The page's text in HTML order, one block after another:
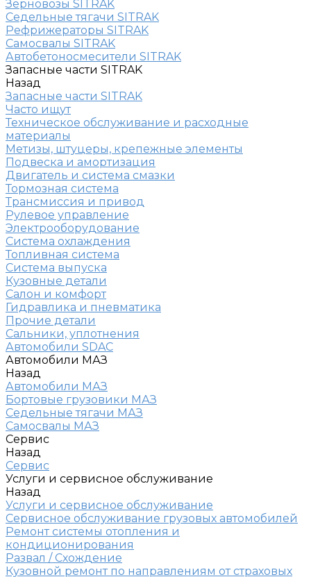
Зерновозы SITRAK
Седельные тягачи SITRAK
Рефрижераторы SITRAK
Самосвалы SITRAK
Автобетоносмесители SITRAK
Запасные части SITRAK
Назад
Запасные части SITRAK
Часто ищут
Техническое обслуживание и расходные
материалы
Метизы, штуцеры, крепежные элементы
Подвеска и амортизация
Двигатель и система смазки
Тормозная система
Трансмиссия и привод
Рулевое управление
Электрооборудование
Система охлаждения
Топливная система
Система выпуска
Кузовные детали
Салон и комфорт
Гидравлика и пневматика
Прочие детали
Сальники, уплотнения
Автомобили SDAC
Автомобили МАЗ
Назад
Автомобили МАЗ
Бортовые грузовики МАЗ
Седельные тягачи МАЗ
Самосвалы МАЗ
Сервис
Назад
Сервис
Услуги и сервисное обслуживание
Назад
Услуги и сервисное обслуживание
Сервисное обслуживание грузовых автомобилей
Ремонт системы отопления и
кондиционирования
Развал / Схождение
Кузовной ремонт по направлениям от страховых